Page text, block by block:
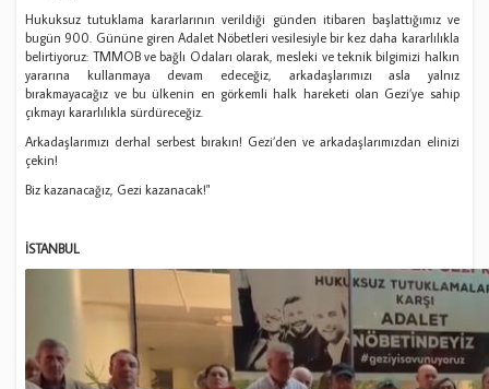
Hukuksuz tutuklama kararlarının verildiği günden itibaren başlattığımız ve
bugün 900. Gününe giren Adalet Nöbetleri vesilesiyle bir kez daha kararlılıkla
belirtiyoruz: TMMOB ve bağlı Odaları olarak, mesleki ve teknik bilgimizi halkın
yararına kullanmaya devam edeceğiz, arkadaşlarımızı asla yalnız
bırakmayacağız ve bu ülkenin en görkemli halk hareketi olan Gezi’ye sahip
çıkmayı kararlılıkla sürdüreceğiz.
Arkadaşlarımızı derhal serbest bırakın! Gezi’den ve arkadaşlarımızdan elinizi
çekin!
Biz kazanacağız, Gezi kazanacak!"
İSTANBUL